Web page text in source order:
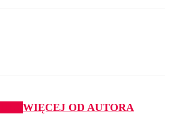
WIĘCEJ OD AUTORA